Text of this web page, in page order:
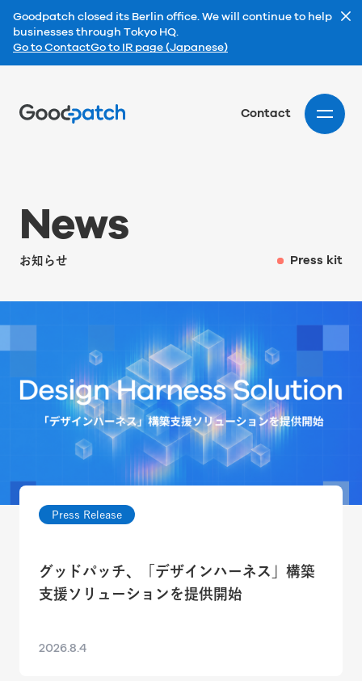
Goodpatch closed its Berlin office. We will continue to help
businesses through Tokyo HQ.
Go to ContactGo to IR page (Japanese)
Contact
News
お知らせ Press kit
Press Release
グッドパッチ、「デザインハーネス」構築
支援ソリューションを提供開始
2026.8.4